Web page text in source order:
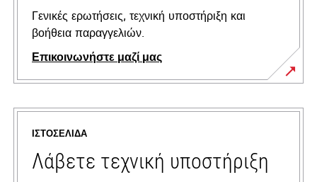
Γενικές ερωτήσεις, τεχνική υποστήριξη και
βοήθεια παραγγελιών.
Επικοινωνήστε μαζί μας
ΙΣΤΟΣΕΛΊΔΑ
Λάβετε τεχνική υποστήριξη